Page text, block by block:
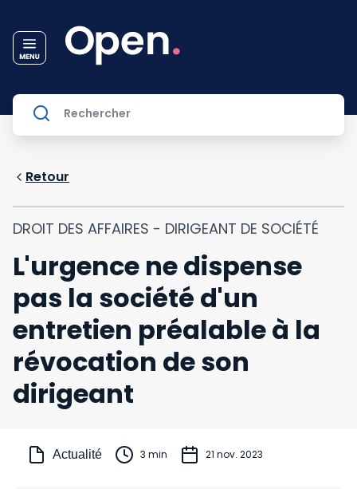
Retour
DROIT DES AFFAIRES - DIRIGEANT DE SOCIÉTÉ
L'urgence ne dispense
pas la société d'un
entretien préalable à la
révocation de son
dirigeant
Actualité 3 min 21 nov. 2023